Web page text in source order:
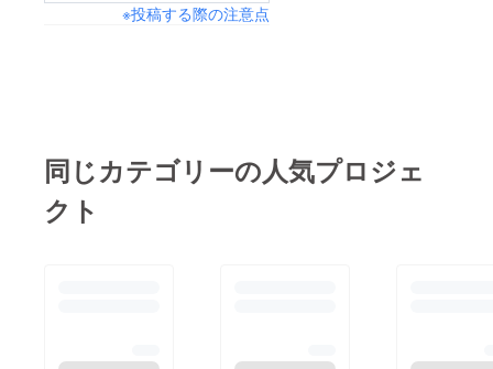
※投稿する際の注意点
同じカテゴリーの人気プロジェ
クト